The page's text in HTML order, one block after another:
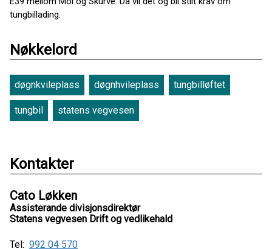
tungbillading.
Nøkkelord
døgnkvileplass døgnhvileplass tungbilløftet
tungbil statens vegvesen
Kontakter
Cato Løkken
Assisterande divisjonsdirektør
Statens vegvesen Drift og vedlikehald
Tel: 992 04 570